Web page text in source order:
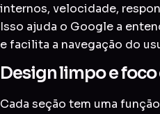
internos, velocidade,
Isso ajuda o Google a
e facilita a navegação do
Design limpo e
Cada seção tem uma